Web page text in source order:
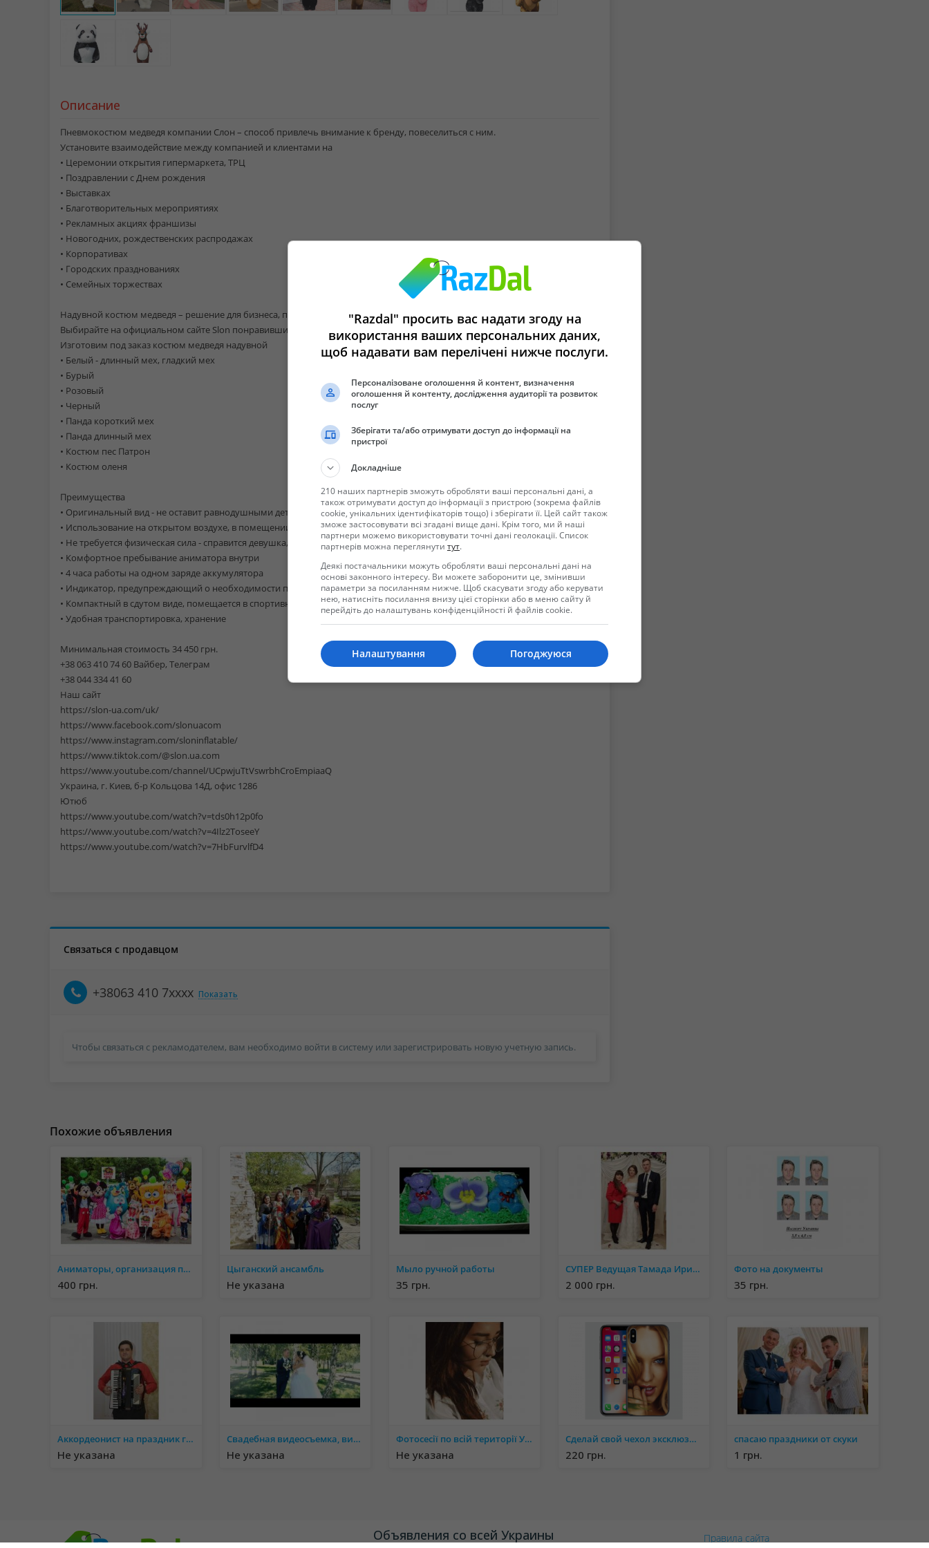
Описание
Пневмокостюм медведя компании Слон – способ привлечь внимание к бренду, повеселиться с ним.
Установите взаимодействие между компанией и клиентами на
• Церемонии открытия гипермаркета, ТРЦ
• Поздравлении с Днем рождения
• Выставках
• Благотворительных мероприятиях
• Рекламных акциях франшизы
• Новогодних, рождественских распродажах
• Корпоративах
• Городских празднованиях
• Семейных торжествах
Надувной костюм медведя – решение для бизнеса, понравится посетителям и клиентам.
Выбирайте на официальном сайте Slon понравившийся пневмокостюм.
Изготовим под заказ костюм медведя надувной
• Белый - длинный мех, гладкий мех
• Бурый
• Розовый
• Черный
• Панда короткий мех
• Панда длинный мех
• Костюм пес Патрон
• Костюм оленя
Преимущества
• Оригинальный вид - не оставит равнодушными детей, взрослых
• Использование на открытом воздухе, в помещении
• Не требуется физическая сила - справится девушка, подросток
• Комфортное пребывание аниматора внутри
• 4 часа работы на одном заряде аккумулятора
• Индикатор, предупреждающий о необходимости подзарядки
• Компактный в сдутом виде, помещается в спортивной сумке
• Удобная транспортировка, хранение
Минимальная стоимость 34 450 грн.
+38 063 410 74 60 Вайбер, Телеграм
+38 044 334 41 60
Наш сайт
https://slon-ua.com/uk/
https://www.facebook.com/slonuacom
https://www.instagram.com/sloninflatable/
https://www.tiktok.com/@slon.ua.com
https://www.youtube.com/channel/UCpwjuTtVswrbhCroEmpiaaQ
Украина, г. Киев, б-р Кольцова 14Д, офис 1286
Ютюб
https://www.youtube.com/watch?v=tds0h12p0fo
https://www.youtube.com/watch?v=4Ilz2ToseeY
https://www.youtube.com/watch?v=7HbFurvlfD4
Связаться с продавцом
+38063 410 7xxxx Показать
Чтобы связаться с рекламодателем, вам необходимо войти в систему или зарегистрировать новую учетную запись.
Похожие объявления
Аниматоры, организация праздников Винница и Винницкая область
400 грн.
Цыганский ансамбль
Не указана
Мыло ручной работы
35 грн.
СУПЕР Ведущая Тамада Ирина Добровольская! Диджей, своя аппаратура! Винницкая область, Винница
2 000 грн.
Фото на документы
35 грн.
Аккордеонист на праздник г. Николаев
Не указана
Свадебная видеосъемка, видеооператор, монтаж видео, слайдшоу
Не указана
Фотосесії по всій території України
Не указана
Сделай свой чехол эксклюзивным, печать фото на чехле
220 грн.
спасаю праздники от скуки
1 грн.
Объявления со всей Украины
Правила сайта
"Razdal" просить вас надати згоду на
використання ваших персональних даних,
щоб надавати вам перелічені нижче послуги.
Персоналізоване оголошення й контент, визначення
оголошення й контенту, дослідження аудиторії та розвиток
послуг
Зберігати та/або отримувати доступ до інформації на
пристрої
Докладніше
210 наших партнерів зможуть обробляти ваші персональні дані, а
також отримувати доступ до інформації з пристрою (зокрема файлів
cookie, унікальних ідентифікаторів тощо) і зберігати її. Цей сайт також
зможе застосовувати всі згадані вище дані. Крім того, ми й наші
партнери можемо використовувати точні дані геолокації. Список
партнерів можна переглянути тут.
Деякі постачальники можуть обробляти ваші персональні дані на
основі законного інтересу. Ви можете заборонити це, змінивши
параметри за посиланням нижче. Щоб скасувати згоду або керувати
нею, натисніть посилання внизу цієї сторінки або в меню сайту й
перейдіть до налаштувань конфіденційності й файлів cookie.
Погоджуюся
Налаштування